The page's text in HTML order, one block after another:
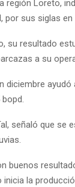
región Loreto,
sus siglas en
su resultado
a su
señaló que se
buenos
la